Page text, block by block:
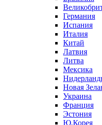
Германия
Испания
Италия
Китай
Латвия
Литва
Мексика
Новая
Украина
Франция
Эстония
Ю.Корея